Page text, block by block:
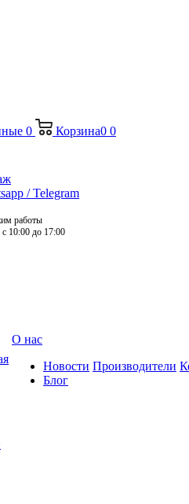
0 Корзина0 0
/ Telegram
работы
10:00 до 17:00
О нас
Новости
Блог
Производители